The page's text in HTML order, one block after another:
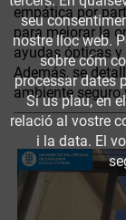
empática por
para mejorar la
ayudas ópticas
Además, se
ambiente seguro
seu
nostre lloc web.
sobre cóm
processar dates
Si us plau, en
relació al vostre
i la data. El